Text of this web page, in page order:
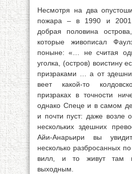
Несмотря на два
пожара – в 1990 и 2001
добрая половина
которые живописал
поныне: «… не считая
уголка, (остров) воистину
призраками … а от
веет какой-то
призраках в точности
однако Спеце и в самом
и почти пуст: даже возле
нескольких здешних
Айи-Анарьири вы
несколько разбросанных
вилл, и то живут там
выходным.